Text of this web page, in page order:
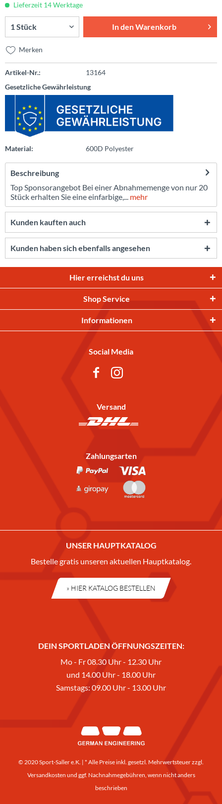
Lieferzeit 14 Werktage
In denWarenkorb
Merken
Artikel-Nr.:
13164
Gesetzliche Gewährleistung
Material: 600D Polyester
Beschreibung
Top Sponsorangebot Bei einer Abnahmemenge von nur 20
Stück erhalten Sie eine einfarbige,... mehr
Kunden kauften auch
Kunden haben sich ebenfalls angesehen
Hier erreichst du uns
Shop Service
Informationen
Social Media
Versand
Zahlungsarten
UNSER HAUPTKATALOG
Bestelle gratis unseren aktuellen Hauptkatalog.
» HIER KATALOG BESTELLEN
DEIN SPORTLADEN ÖFFNUNGSZEITEN:
Mo - Fr 08.30 Uhr - 12.30 Uhr
und 14.00 Uhr - 18.00 Uhr
Samstags: 09.00 Uhr - 13.00 Uhr
© 2020 Sport-Saller e.K. | * Alle Preise inkl. gesetzl. Mehrwertsteuer zzgl.
Versandkosten und ggf. Nachnahmegebühren, wenn nicht anders
beschrieben